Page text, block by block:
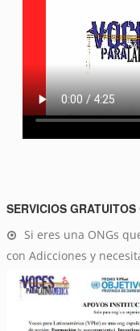
SERVICIOS
Si eres una ONGs
con Adicciones y